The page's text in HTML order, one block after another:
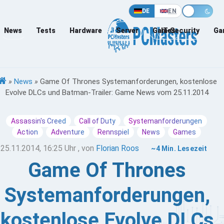
DE EN
News Tests Hardware Server Games
IT-Security
» News » Game Of Thrones Systemanforderungen, kostenlose
Evolve DLCs und Batman-Trailer: Game News vom 25.11.2014
Assassin's Creed Call of Duty
Systemanforderungen
Action
Adventure Rennspiel News Games
25.11.2014, 16:25 Uhr , von Florian Roos ~4 Min. Lesezeit
Game Of Thrones
Systemanforderungen,